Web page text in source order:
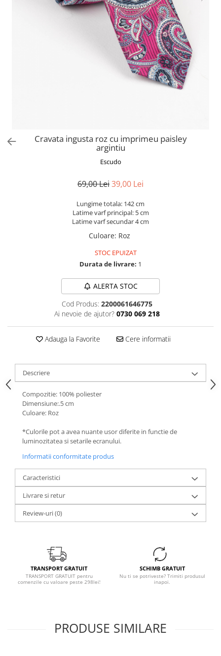
Cravata ingusta roz cu imprimeu paisley
argintiu
Escudo
69,00 Lei39,00 Lei
Lungime totala: 142 cm
Latime varf principal: 5 cm
Latime varf secundar 4 cm
Culoare: Roz
STOC EPUIZAT
Durata de livrare: 1
ALERTA STOC
Cod Produs: 2200061646775
Ai nevoie de ajutor? 0730 069 218
Adauga la Favorite Cere informatii
Descriere
Compozitie: 100% poliester
Dimensiune:.5 cm
Culoare: Roz
*Culorile pot a avea nuante usor diferite in functie de
luminozitatea si setarile ecranului.
Informatii conformitate produs
Caracteristici
Livrare si retur
Review-uri(0)
TRANSPORT GRATUIT
TRANSPORT GRATUIT pentru
comenzile cu valoare peste 298lei!
SCHIMB GRATUIT
Nu ti se potriveste? Trimiti produsul
inapoi.
PRODUSE SIMILARE